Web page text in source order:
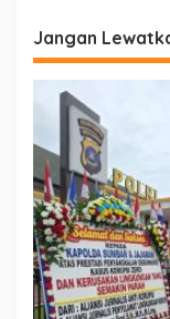
g
a
p
o
s
Jangan